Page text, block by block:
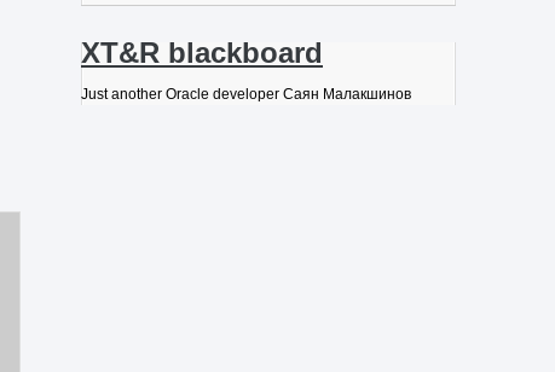
XT&R blackboard
Just another Oracle developer Саян Малакшинов